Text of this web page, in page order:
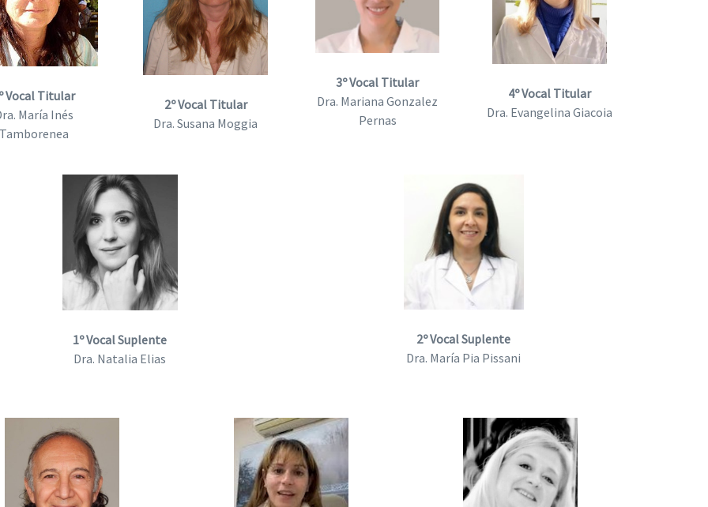
Vocal Titular
María Inés
2º Vocal Titular
Dra. Susana Moggia
3º Vocal Titular
Dra. Mariana Gonzalez
Pernas
4º Vocal Titular
Dra. Evangelina Giacoia
1º Vocal Suplente
Dra. Natalia Elias
2º Vocal Suplente
Dra. María Pia Pissani